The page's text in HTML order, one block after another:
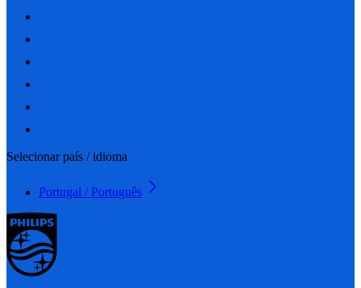
Selecionar país / idioma
Portugal / Português